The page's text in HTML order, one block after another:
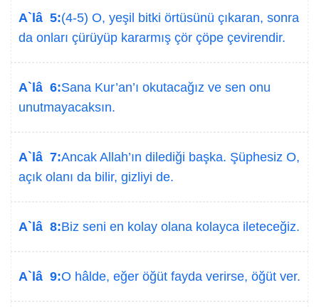
A`lâ 5:(4-5) O, yeşil bitki örtüsünü çıkaran, sonra
da onları çürüyüp kararmış çör çöpe çevirendir.
A`lâ 6:Sana Kur’an’ı okutacağız ve sen onu
unutmayacaksın.
A`lâ 7:Ancak Allah’ın dilediği başka. Şüphesiz O,
açık olanı da bilir, gizliyi de.
A`lâ 8:Biz seni en kolay olana kolayca ileteceğiz.
A`lâ 9:O hâlde, eğer öğüt fayda verirse, öğüt ver.